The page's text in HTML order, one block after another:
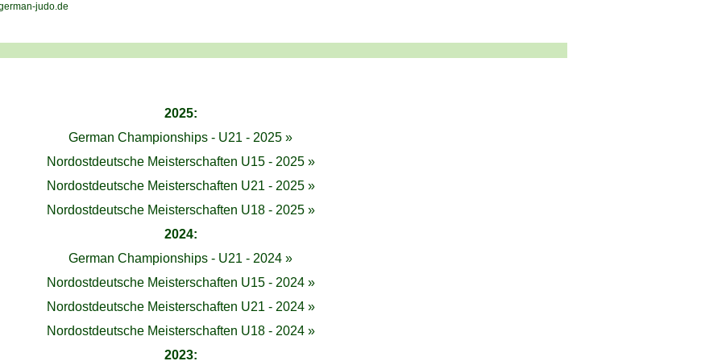
2025:
German Championships - U21 - 2025 »
Nordostdeutsche Meisterschaften U15 - 2025 »
Nordostdeutsche Meisterschaften U21 - 2025 »
Nordostdeutsche Meisterschaften U18 - 2025 »
2024:
German Championships - U21 - 2024 »
Nordostdeutsche Meisterschaften U15 - 2024 »
Nordostdeutsche Meisterschaften U21 - 2024 »
Nordostdeutsche Meisterschaften U18 - 2024 »
2023: